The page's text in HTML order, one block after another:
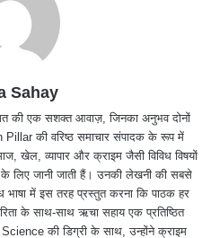
Sahay
की एक सशक्त आवाज़, जिनका अनुभव दोनों
Pillar की वरिष्ठ समाचार संपादक के रूप में
खेल, व्यापार और क्राइम जैसी विविध विषयों
लिए जानी जाती हैं। उनकी लेखनी की सबसे
भाषा में इस तरह प्रस्तुत करना कि पाठक हर
के साथ-साथ ऋचा सहाय एक प्रतिष्ठित
की डिग्री के साथ, उन्होंने क्राइम